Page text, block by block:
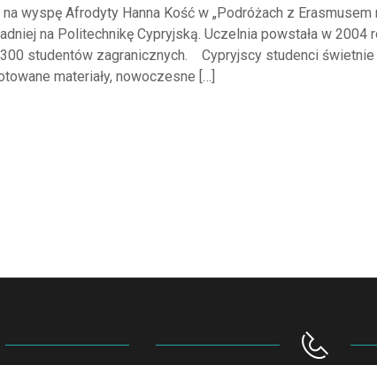
wyspę Afrodyty Hanna Kość w „Podróżach z Erasmusem
na Politechnikę Cypryjską. Uczelnia powstała w 2004
studentów zagranicznych. Cypryjscy studenci
materiały, nowoczesne […]